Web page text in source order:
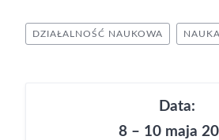
DZIAŁALNOŚĆ NAUKOWA NAUKA
Data:
8 – 10 maja